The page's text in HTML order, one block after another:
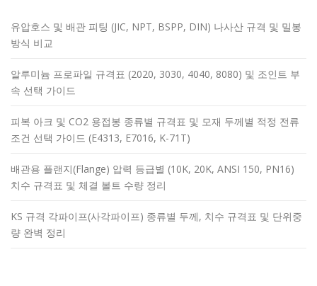
유압호스 및 배관 피팅 (JIC, NPT, BSPP, DIN) 나사산 규격 및 밀봉
방식 비교
알루미늄 프로파일 규격표 (2020, 3030, 4040, 8080) 및 조인트 부
속 선택 가이드
피복 아크 및 CO2 용접봉 종류별 규격표 및 모재 두께별 적정 전류
조건 선택 가이드 (E4313, E7016, K-71T)
배관용 플랜지(Flange) 압력 등급별 (10K, 20K, ANSI 150, PN16)
치수 규격표 및 체결 볼트 수량 정리
KS 규격 각파이프(사각파이프) 종류별 두께, 치수 규격표 및 단위중
량 완벽 정리